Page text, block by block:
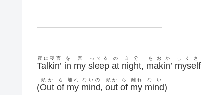
——————————————
Talkin’
夜に寝言
in
を
my
言
sleep
ってる
at
の
night
自分
, makin’
をおか
myself
しくさ
(Out
頭か
of
ら
my
離れ
mind
ないの
, out
頭か
of
ら
my
離れ
mind
ない
)